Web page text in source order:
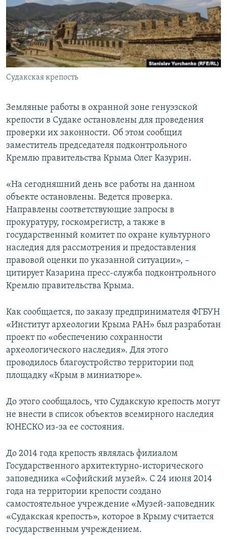
ПОБЕДИТЕЛЕЙ НЕ СУДЯТ?
КРЫМ.НЕПОКОРЕННЫЙ
ELIFBE
УКРАИНСКАЯ ПРОБЛЕМА КРЫМА
ПРИСОЕДИНЯЙТЕСЬ!
Все сайты RFE/RL
Судакская крепость
Земляные работы в охранной зоне генуэзской
крепости в Судаке остановлены для проведения
проверки их законности. Об этом сообщил
заместитель председателя подконтрольного
Кремлю правительства Крыма Олег Казурин.
«На сегодняшний день все работы на данном
объекте остановлены. Ведется проверка.
Направлены соответствующие запросы в
прокуратуру, госкомрегистр, а также в
государственный комитет по охране культурного
наследия для рассмотрения и предоставления
правовой оценки по указанной ситуации», –
цитирует Казарина пресс-служба подконтрольного
Кремлю правительства Крыма.
Как сообщается, по заказу предпринимателя ФГБУН
«Институт археологии Крыма РАН» был разработан
проект по «обеспечению сохранности
археологического наследия». Для этого
проводилось благоустройство территории под
площадку «Крым в миниатюре».
До этого сообщалось, что Судакскую крепость могут
не внести в список объектов всемирного наследия
ЮНЕСКО из-за ее состояния.
До 2014 года крепость являлась филиалом
Государственного архитектурно-исторического
заповедника «Софийский музей». С 24 июня 2014
года на территории крепости создано
самостоятельное учреждение «Музей-заповедник
«Судакская крепость», которое в Крыму считается
государственным учреждением.